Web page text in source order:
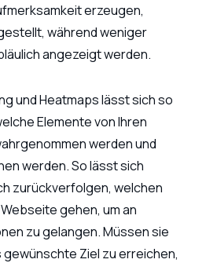
erzeugen,
während weniger
angezeigt werden.
und Heatmaps lässt sich so
Elemente von Ihren
werden und
werden. So lässt sich
zurückverfolgen, welchen
gehen, um an
zu gelangen. Müssen sie
gewünschte Ziel zu erreichen,